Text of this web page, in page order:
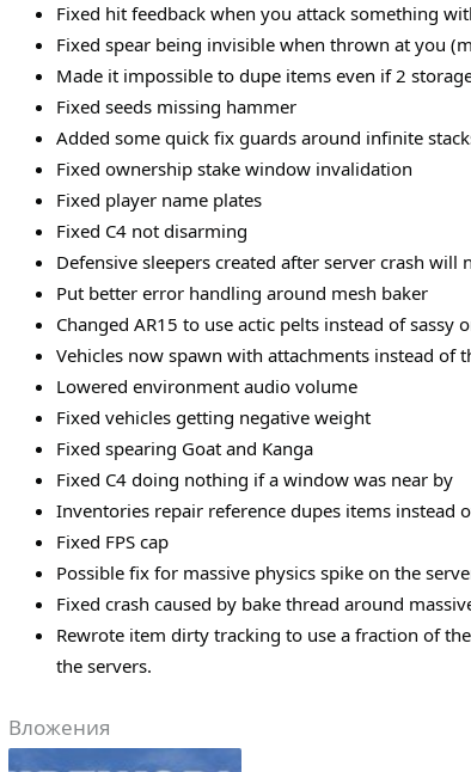
Fixed hit feedback when you attack something
Fixed spear being invisible when thrown at you
Made it impossible to dupe items even if 2
Fixed seeds missing hammer
Added some quick fix guards around infinite
Fixed ownership stake window invalidation
Fixed player name plates
Fixed C4 not disarming
Defensive sleepers created after server crash will
Put better error handling around mesh baker
Changed AR15 to use actic pelts instead of sassy
Vehicles now spawn with attachments instead of
Lowered environment audio volume
Fixed vehicles getting negative weight
Fixed spearing Goat and Kanga
Fixed C4 doing nothing if a window was near by
Inventories repair reference dupes items instead
Fixed FPS cap
Possible fix for massive physics spike on the
Fixed crash caused by bake thread around
Rewrote item dirty tracking to use a fraction of
the servers.
Вложения